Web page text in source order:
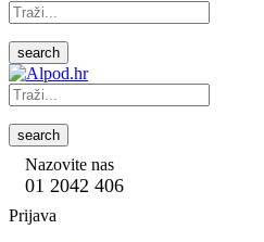
search
search
Nazovite nas
01 2042 406
Prijava